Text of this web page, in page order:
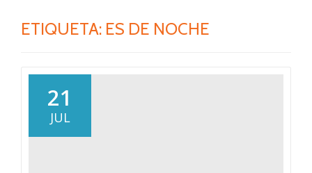
ETIQUETA: ES DE NOCHE
21
JUL